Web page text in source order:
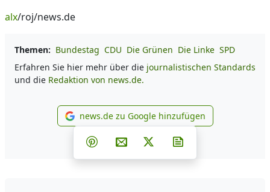
alx/roj/news.de
Themen: Bundestag CDU Die Grünen Die Linke SPD
Erfahren Sie hier mehr über die journalistischen Standards
und die Redaktion von news.de.
news.de zu Google
news.de zu Google hinzufügen
Teilen auf Facebook
Teilen auf Whatsapp
Teilen auf Telegram
Teilen auf Pinterest
Per E-Mail teilen
Post auf X